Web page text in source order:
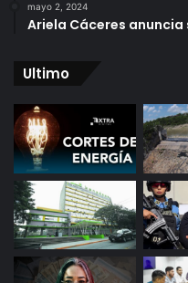
mayo 2, 2024
Ariela Cáceres anuncia
Ultimo